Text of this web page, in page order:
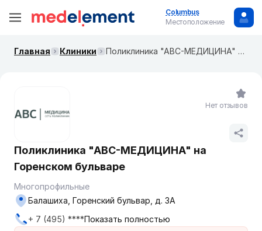
Columbus
Местоположение
Главная Клиники Поликлиника "АBC-МЕДИЦИНА" на Горенском бульваре
Поликлиника "АBC-МЕДИЦИНА" на
Горенском бульваре
Многопрофильные
Балашиха, Горенский бульвар, д. 3А
+ 7 (495) ****Показать полностью
Нет отзывов